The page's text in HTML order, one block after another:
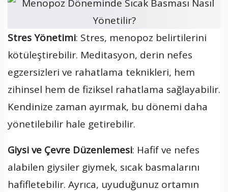
Stres Yönetimi: Stres, menopoz belirtilerini
kötüleştirebilir. Meditasyon, derin nefes
egzersizleri ve rahatlama teknikleri, hem
zihinsel hem de fiziksel rahatlama sağlayabilir.
Kendinize zaman ayırmak, bu dönemi daha
yönetilebilir hale getirebilir.
Giysi ve Çevre Düzenlemesi: Hafif ve nefes
alabilen giysiler giymek, sıcak basmalarını
hafifletebilir. Ayrıca, uyuduğunuz ortamın